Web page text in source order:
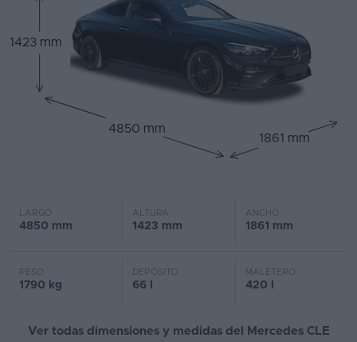
1423 mm
4850 mm
1861 mm
LARGO
4850 mm
ALTURA
1423 mm
ANCHO
1861 mm
PESO
1790 kg
DEPÓSITO
66 l
MALETERO
420 l
Ver todas dimensiones y medidas del Mercedes CLE